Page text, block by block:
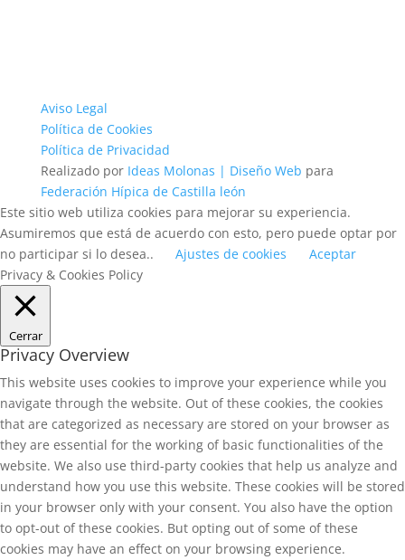
Aviso Legal
Política de Cookies
Política de Privacidad
Realizado por Ideas Molonas | Diseño Web para
Federación Hípica de Castilla león
Este sitio web utiliza cookies para mejorar su experiencia.
Asumiremos que está de acuerdo con esto, pero puede optar por
no participar si lo desea..
Ajustes de cookies
Aceptar
Privacy & Cookies Policy
Cerrar
Privacy Overview
This website uses cookies to improve your experience while you
navigate through the website. Out of these cookies, the cookies
that are categorized as necessary are stored on your browser as
they are essential for the working of basic functionalities of the
website. We also use third-party cookies that help us analyze and
understand how you use this website. These cookies will be stored
in your browser only with your consent. You also have the option
to opt-out of these cookies. But opting out of some of these
cookies may have an effect on your browsing experience.